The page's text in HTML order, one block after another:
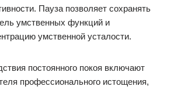
Пауза позволяет сохранять
умственных функций и
умственной усталости.
постоянного покоя включают
профессионального истощения,